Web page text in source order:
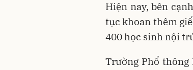
Hiện nay, bên
tục khoan thêm
400 học sinh nội
Trường Phổ thông